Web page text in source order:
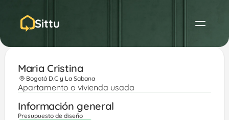
Sittu
Maria Cristina
Bogotá D.C y La Sabana
Apartamento o vivienda usada
Información general
Presupuesto de diseño